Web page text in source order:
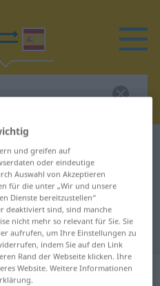
Magier
Übersetzung für
Übersetzung
und greifen auf
oder eindeutige
Auswahl von Akzeptieren
für die unter „Wir und unsere
Dienste bereitzustellen“
deaktiviert sind, sind manche
nicht mehr so relevant für Sie. Sie
aufrufen, um Ihre Einstellungen zu
indem Sie auf den Link
Rand der Webseite klicken. Ihre
Website. Weitere Informationen